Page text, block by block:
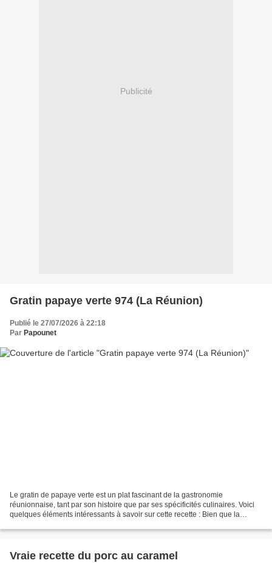
Publicité
Gratin papaye verte 974 (La Réunion)
Publié le 27/07/2026 à 22:18
Par Papounet
Le gratin de papaye verte est un plat fascinant de la gastronomie
réunionnaise, tant par son histoire que par ses spécificités culinaires. Voici
quelques éléments intéressants à savoir sur cette recette : Bien que la
Vraie recette du porc au caramel